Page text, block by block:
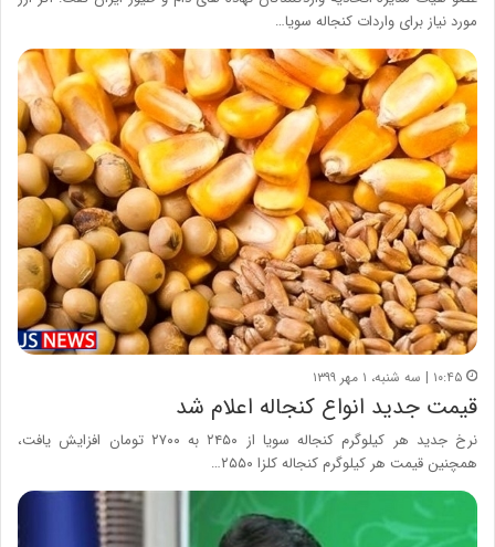
مورد نیاز برای واردات کنجاله سویا…
۱۰:۴۵ | سه شنبه، ۱ مهر ۱۳۹۹
قیمت جدید انواع کنجاله اعلام شد
نرخ جدید هر کیلوگرم کنجاله سویا از ۲۴۵۰ به ۲۷۰۰ تومان افزایش یافت،
همچنین قیمت هر کیلوگرم کنجاله کلزا ۲۵۵۰…